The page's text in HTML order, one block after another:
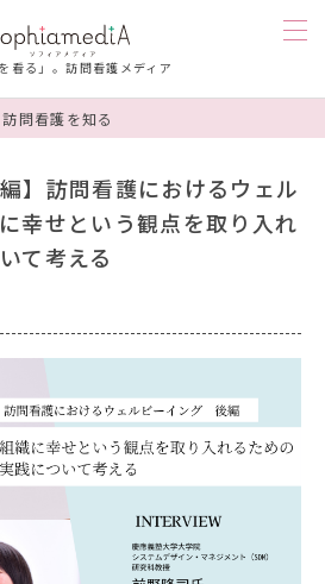
看る」。訪問看護メディア
を知る
談
メディを知る
訪問看護を知る
】訪問看護におけるウェル
幸せという観点を取り入れ
て考える